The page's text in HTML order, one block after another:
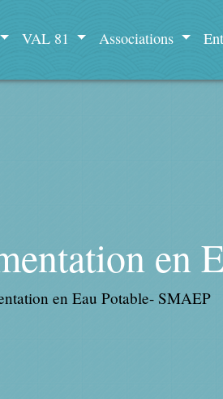
VAL 81 Associations
en
en Eau Potable- SMAEP